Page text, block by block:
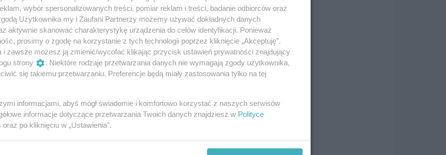
po Jarmarku
90 punktów
znamy
przestrzeganie
żywności i stan
nie tylko samych
ale i zaplecza....
Gdzie Zachód jest
Wschodem, a Wschód
Zachodem. To bardzo
ważna wystawa dla
mieszkańców pogranicza
„Ostgebiete / Ziemie
Zachodnie” w tyleż
symbolicznym, co
wybór spersonalizowanych treści, pomiar reklam i treści, badanie odbiorców oraz
Użytkownika my i Zaufani Partnerzy możemy używać dokładnych danych
aktywnie skanować charakterystykę urządzenia do celów identyfikacji. Ponieważ
prosimy o zgodę na korzystanie z tych technologii poprzez kliknięcie „Akceptuję”.
i zawsze możesz ją zmienić/wycofać klikając przycisk ustawień prywatności znajdujący
strony
. Niektóre rodzaje przetwarzania danych nie wymagają zgody użytkownika,
się takiemu przetwarzaniu. Preferencje będą miały zastosowania tylko na tej
informacjami, abyś mógł świadomie i komfortowo korzystać z naszych serwisów
informacje dotyczące przetwarzania Twoich danych znajdziesz w Polityce
oraz po kliknięciu w „Ustawienia”.